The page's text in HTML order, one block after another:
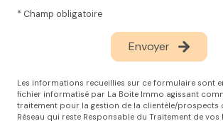
* Champ obligatoire
Envoyer
Les informations recueillies sur ce formulaire sont
fichier informatisé par La Boite Immo agissant
traitement pour la gestion de la clientèle/prospects
Réseau qui reste Responsable du Traitement de vos